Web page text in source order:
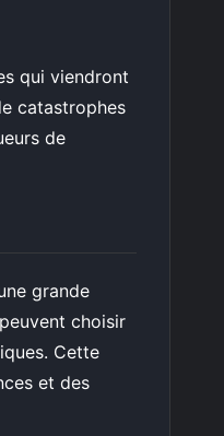
qui viendront
catastrophes
de
grande
choisir
Cette
et des